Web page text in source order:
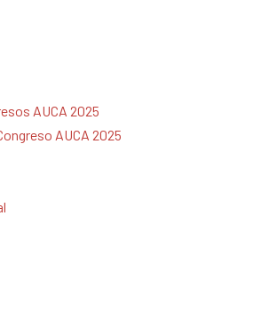
AUCA 2025
AUCA 2025